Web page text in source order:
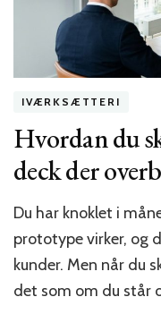
IVÆRKSÆTTERI
Hvordan du
deck der
Du har knoklet i
prototype virker, og
kunder. Men når du
det som om du står